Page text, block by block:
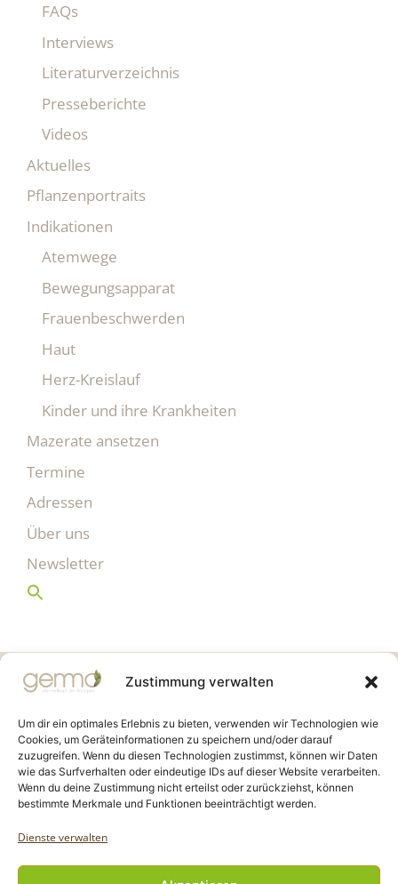
Zustimmung verwalten
Um dir ein optimales Erlebnis zu bieten, verwenden wir Technologien wie
Cookies, um Geräteinformationen zu speichern und/oder darauf
zuzugreifen. Wenn du diesen Technologien zustimmst, können wir Daten
wie das Surfverhalten oder eindeutige IDs auf dieser Website verarbeiten.
Wenn du deine Zustimmung nicht erteilst oder zurückziehst, können
bestimmte Merkmale und Funktionen beeinträchtigt werden.
Dienste verwalten
FAQs
Interviews
Literaturverzeichnis
Presseberichte
Videos
Aktuelles
Pflanzenportraits
Indikationen
Atemwege
Bewegungsapparat
Frauenbeschwerden
Haut
Herz-Kreislauf
Kinder und ihre Krankheiten
Mazerate ansetzen
Termine
Adressen
Über uns
Newsletter
Gemmo Community
Birkenstr. 7
CH-6003 Luzern
info@gemmo.de
info@gemmo-community.at